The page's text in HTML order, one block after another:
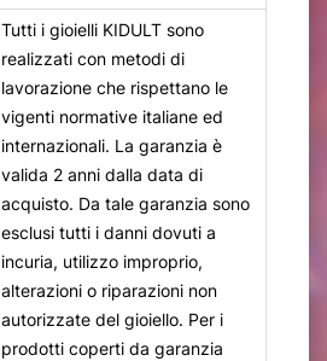
Tutti i gioielli KIDULT sono
realizzati con metodi di
lavorazione che rispettano le
vigenti normative italiane ed
internazionali. La garanzia è
valida 2 anni dalla data di
acquisto. Da tale garanzia sono
esclusi tutti i danni dovuti a
incuria, utilizzo improprio,
alterazioni o riparazioni non
autorizzate del gioiello. Per i
prodotti coperti da garanzia